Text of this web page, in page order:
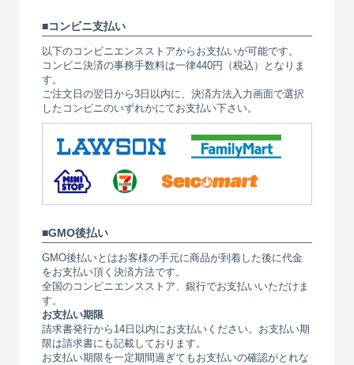
コンビニ支払い
以下のコンビニエンスストアからお支払いが可能です。
コンビニ決済の事務手数料は一律440円（税込）となりま
す。
ご注文日の翌日から3日以内に、決済方法入力画面で選択
したコンビニのいずれかにてお支払い下さい。
GMO後払い
GMO後払いとはお客様の手元に商品が到着した後に代金
をお支払い頂く決済方法です。
全国のコンビニエンスストア、銀行でお支払いいただけま
す。
お支払い期限
請求書発行から14日以内にお支払いください。お支払い期
限は請求書にも記載しております。
お支払い期限を一定期間過ぎてもお支払いの確認がとれな